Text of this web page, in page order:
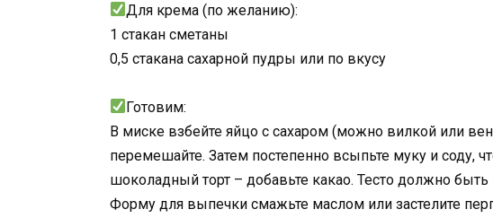
Для крема (по желанию):
1 стакан сметаны
0,5 стакана сахарной пудры или по вкусу
Готовим:
В миске взбейте яйцо с сахаром (можно вилкой или
перемешайте. Затем постепенно всыпьте муку и соду,
шоколадный торт – добавьте какао. Тесто должно
Форму для выпечки смажьте маслом или застелите